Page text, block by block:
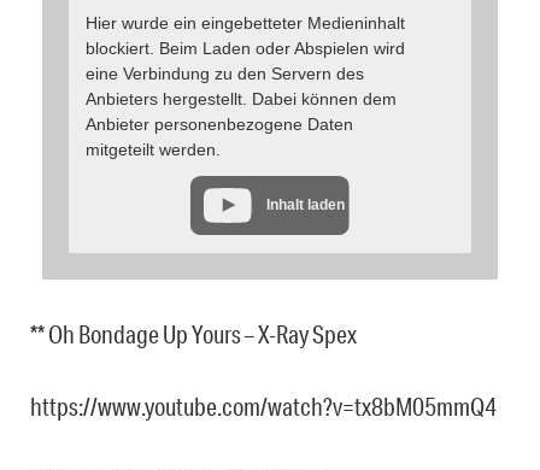
Hier wurde ein eingebetteter Medieninhalt
blockiert. Beim Laden oder Abspielen wird
eine Verbindung zu den Servern des
Anbieters hergestellt. Dabei können dem
Anbieter personenbezogene Daten
mitgeteilt werden.
Inhalt laden
** Oh Bondage Up Yours – X-Ray Spex
https://www.youtube.com/watch?v=tx8bM05mmQ4